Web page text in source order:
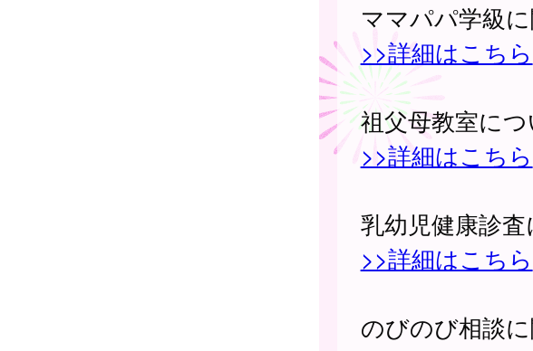
ママパパ学級
>>詳細はこちら
祖父母教室につ
>>詳細はこちら
乳幼児健康診
>>詳細はこちら
のびのび相談